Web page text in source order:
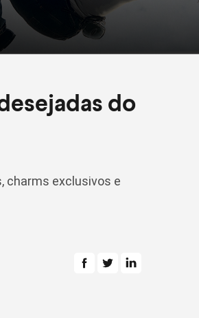
do
charms exclusivos e